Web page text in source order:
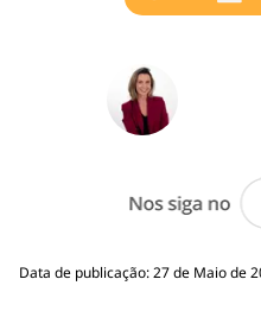
Data de publicação: 27 de Maio de